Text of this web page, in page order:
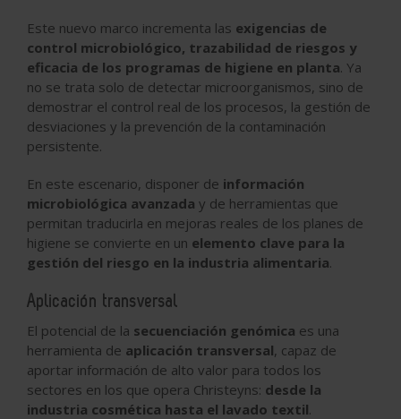
Este nuevo marco incrementa las exigencias de
control microbiológico, trazabilidad de riesgos y
eficacia de los programas de higiene en planta. Ya
no se trata solo de detectar microorganismos, sino de
demostrar el control real de los procesos, la gestión de
desviaciones y la prevención de la contaminación
persistente.
En este escenario, disponer de información
microbiológica avanzada y de herramientas que
permitan traducirla en mejoras reales de los planes de
higiene se convierte en un elemento clave para la
gestión del riesgo en la industria alimentaria.
Aplicación transversal
El potencial de la secuenciación genómica es una
herramienta de aplicación transversal, capaz de
aportar información de alto valor para todos los
sectores en los que opera Christeyns: desde la
industria cosmética hasta el lavado textil.